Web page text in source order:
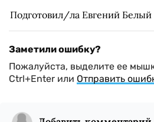
Подготовил/ла Евгений Белый
Заметили ошибку?
Пожалуйста, выделите ее
Ctrl+Enter или Отправить